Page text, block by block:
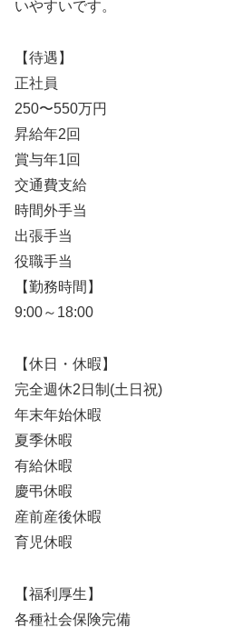
いやすいです。
【待遇】
正社員
250〜550万円
昇給年2回
賞与年1回
交通費支給
時間外手当
出張手当
役職手当
【勤務時間】
9:00～18:00
【休日・休暇】
完全週休2日制(土日祝)
年末年始休暇
夏季休暇
有給休暇
慶弔休暇
産前産後休暇
育児休暇
【福利厚生】
各種社会保険完備